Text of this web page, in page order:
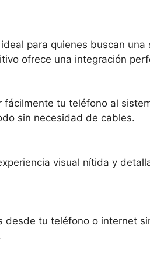
para quienes buscan
ofrece una integración
tu teléfono al
sin necesidad de cables.
visual nítida y
tu teléfono o internet